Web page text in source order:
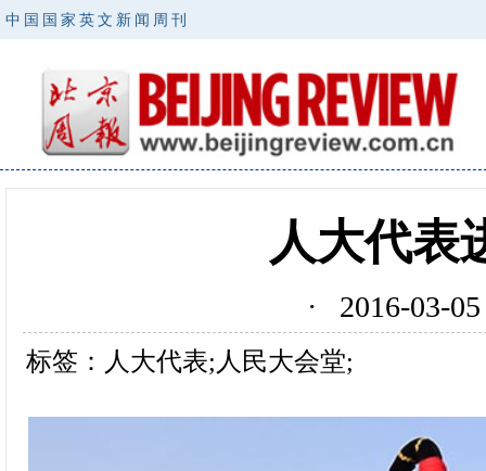
中国国家英文新闻周刊
人大代表
· 2016-03-
标签：人大代表;人民大会堂;